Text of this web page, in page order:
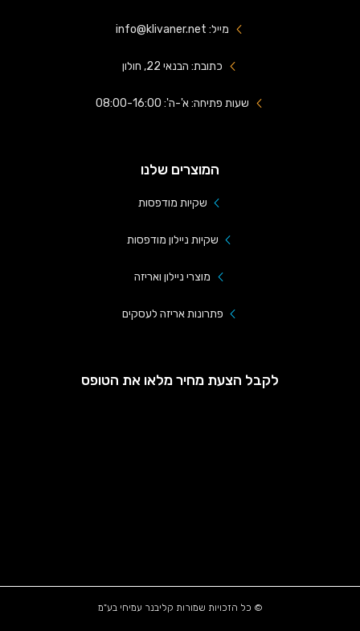
מייל: info@klivaner.net
כתובת: הבנאי 22, חולון
שעות פתיחה: א'-ה': 08:00-16:00
המוצרים שלנו
שקיות מודפסות
שקיות ניילון מודפסות
מוצרי ניילון ואריזה
פתרונות אריזה לעסקים
לקבל הצעת מחיר מלאו את הטופס
© כל הזכויות שמורות קליבנר עמיחי בע"מ